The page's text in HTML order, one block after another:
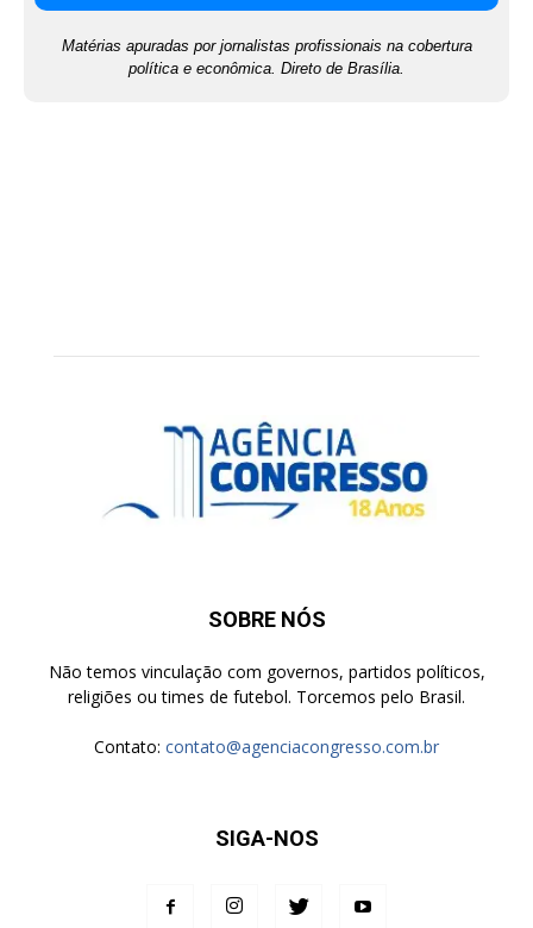
Matérias apuradas por jornalistas profissionais na cobertura
política e econômica. Direto de Brasília.
SOBRE NÓS
Não temos vinculação com governos, partidos políticos,
religiões ou times de futebol. Torcemos pelo Brasil.
Contato: contato@agenciacongresso.com.br
SIGA-NOS